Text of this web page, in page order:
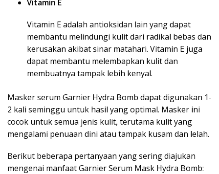
Vitamin E
Vitamin E adalah antioksidan lain yang dapat
membantu melindungi kulit dari radikal bebas dan
kerusakan akibat sinar matahari. Vitamin E juga
dapat membantu melembapkan kulit dan
membuatnya tampak lebih kenyal.
Masker serum Garnier Hydra Bomb dapat digunakan 1-
2 kali seminggu untuk hasil yang optimal. Masker ini
cocok untuk semua jenis kulit, terutama kulit yang
mengalami penuaan dini atau tampak kusam dan lelah.
Berikut beberapa pertanyaan yang sering diajukan
mengenai manfaat Garnier Serum Mask Hydra Bomb: